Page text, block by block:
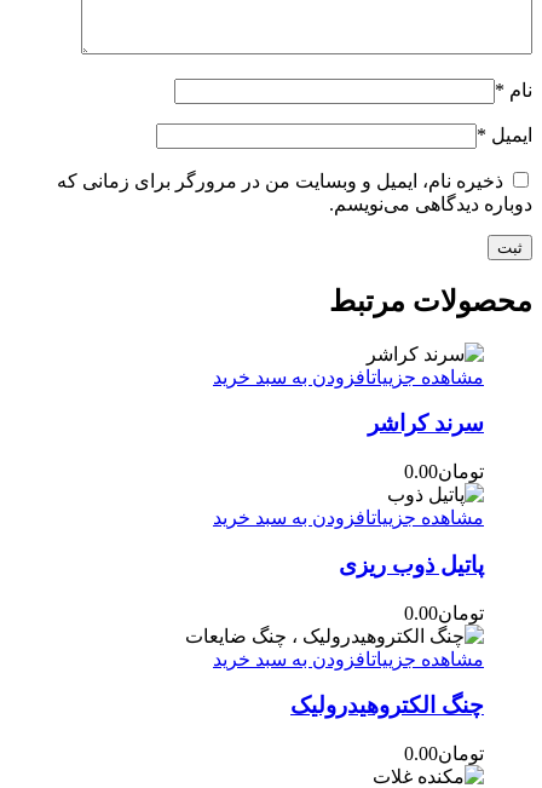
نام *
ایمیل *
ذخیره نام، ایمیل و وبسایت من در مرورگر برای زمانی که
دوباره دیدگاهی می‌نویسم.
محصولات مرتبط
مشاهده جزییاتافزودن به سبد خرید
سرند کراشر
تومان0.00
مشاهده جزییاتافزودن به سبد خرید
پاتیل ذوب ریزی
تومان0.00
مشاهده جزییاتافزودن به سبد خرید
چنگ الکتروهیدرولیک
تومان0.00